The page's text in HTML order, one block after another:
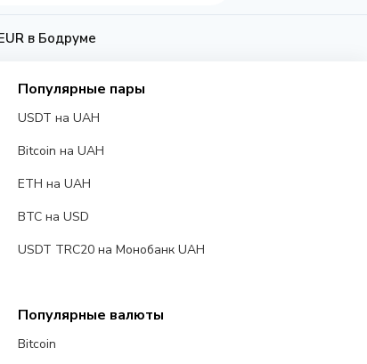
в Бодруме
Популярные пары
USDT на UAH
Bitcoin на UAH
ETH на UAH
BTC на USD
USDT TRC20 на Монобанк UAH
Популярные валюты
Bitcoin